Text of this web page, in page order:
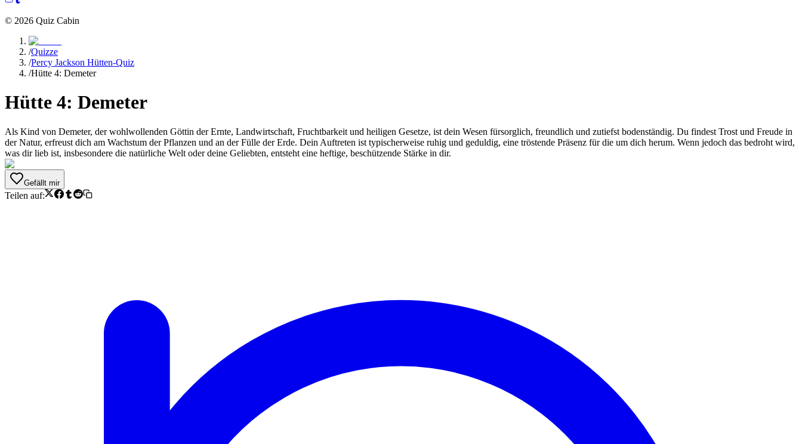
© 2026 Quiz Cabin
/Quizze
/Percy Jackson Hütten-Quiz
/Hütte 4: Demeter
Hütte 4: Demeter
Als Kind von Demeter, der wohlwollenden Göttin der Ernte, Landwirtschaft, Fruchtbarkeit und heiligen Gesetze, ist dein Wesen fürsorglich, freundlich und zutiefst bodenständig. Du findest Trost und Freude in
der Natur, erfreust dich am Wachstum der Pflanzen und an der Fülle der Erde. Dein Auftreten ist typischerweise ruhig und geduldig, eine tröstende Präsenz für die um dich herum. Wenn jedoch das bedroht wird,
was dir lieb ist, insbesondere die natürliche Welt oder deine Geliebten, entsteht eine heftige, beschützende Stärke in dir.
Gefällt mir
Teilen auf: